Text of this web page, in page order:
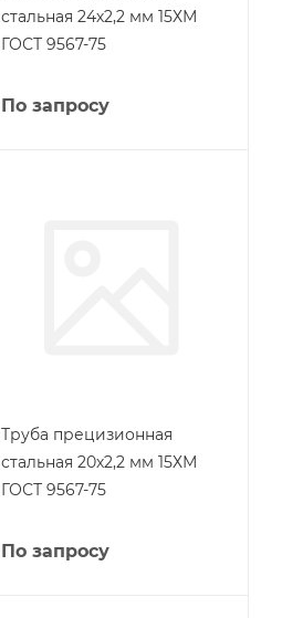
стальная 24х2,2 мм 15ХМ
ГОСТ 9567-75
По запросу
Труба прецизионная
стальная 20х2,2 мм 15ХМ
ГОСТ 9567-75
По запросу